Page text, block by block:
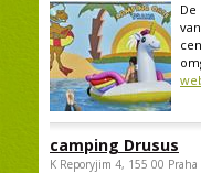
De
camping Drusus
K Reporyjim 4, 155 00 Praha